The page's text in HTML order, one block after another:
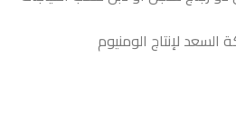
لإنتاج الومنيوم